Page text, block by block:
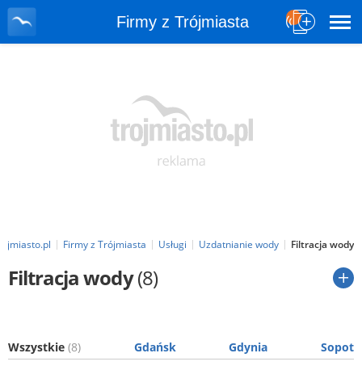
Firmy z Trójmiasta
Firmy z Trójmiasta Usługi Uzdatnianie wody Filtracja wody
Filtracja wody(8)
Wszystkie (8) Gdańsk Gdynia Sopot